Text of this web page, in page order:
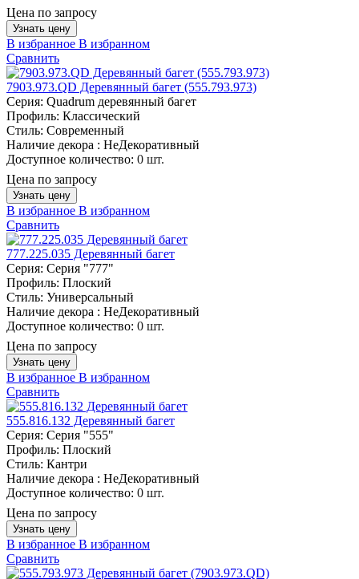
Цена по запросу
Узнать цену
В избранное В избранном
Сравнить
7903.973.QD Деревянный багет (555.793.973)
Серия: Quadrum деревянный багет
Профиль: Классический
Стиль: Современный
Наличие декора : НеДекоративный
Доступное количество: 0 шт.
Цена по запросу
Узнать цену
В избранное В избранном
Сравнить
777.225.035 Деревянный багет
Серия: Серия "777"
Профиль: Плоский
Стиль: Универсальный
Наличие декора : НеДекоративный
Доступное количество: 0 шт.
Цена по запросу
Узнать цену
В избранное В избранном
Сравнить
555.816.132 Деревянный багет
Серия: Серия "555"
Профиль: Плоский
Стиль: Кантри
Наличие декора : НеДекоративный
Доступное количество: 0 шт.
Цена по запросу
Узнать цену
В избранное В избранном
Сравнить